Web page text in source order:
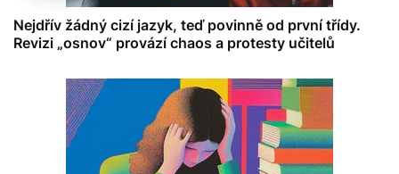
Nejdřív žádný cizí jazyk, teď povinně od první třídy.
Revizi „osnov“ provází chaos a protesty učitelů